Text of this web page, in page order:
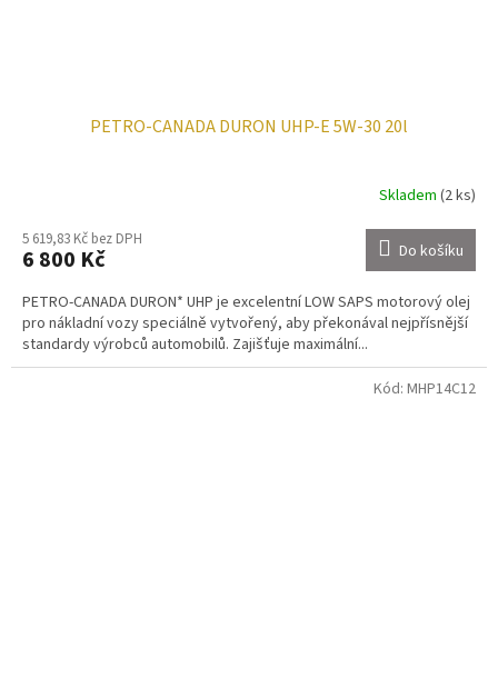
PETRO-CANADA DURON UHP-E 5W-30 20l
Skladem (2 ks)
5 619,83 Kč bez DPH
6 800 Kč Do košíku
PETRO-CANADA DURON* UHP je excelentní LOW SAPS motorový olej
pro nákladní vozy speciálně vytvořený, aby překonával nejpřísnější
standardy výrobců automobilů. Zajišťuje maximální...
Kód: MHP14C12